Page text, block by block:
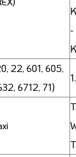
22, 601, 605,
6712, 71)